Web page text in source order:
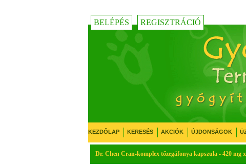
BELÉPÉS REGISZTRÁCIÓ
KEZDŐLAP KERESÉS AKCIÓK ÚJDONSÁGOK
Dr. Chen Cran-komplex tőzegáfonya kapszula - 420 mg